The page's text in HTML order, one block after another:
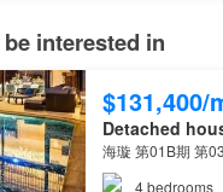
interested in
$131,400/
Detached
海璇 第01B期 第
4bedrooms